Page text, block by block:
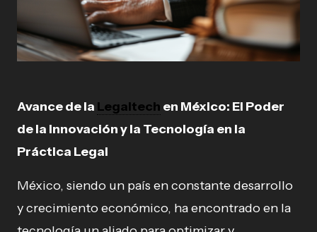
Avance de la Legaltech en México: El Poder
de la Innovación y la Tecnología en la
Práctica Legal
México, siendo un país en constante desarrollo
y crecimiento económico, ha encontrado en la